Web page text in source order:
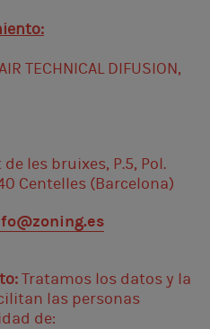
TECHNICAL DIFUSION,
les bruixes, P.5, Pol.
Centelles (Barcelona)
:Tratamos los datos y la
las personas
de: